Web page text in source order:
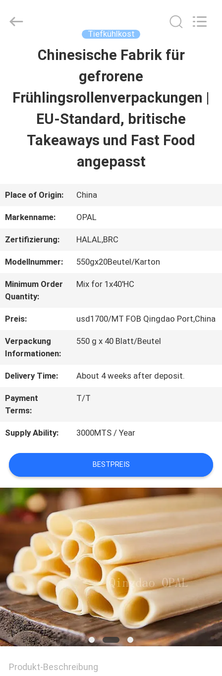
PRODUKTE
QUALITÄTSKONTROLLE
TRETEN
SIE
MIT
UNS
VERBINDUNG
SIE
EIN
ZITAT
SITEMAP
PRIVACY
POLICY
Rights
Tiefkühlkost
Chinesische Fabrik für
gefrorene
Frühlingsrollenverpackungen |
EU-Standard, britische
Takeaways und Fast Food
angepasst
Place of Origin: China
Markenname: OPAL
Zertifizierung: HALAL,BRC
Modellnummer: 550gx20Beutel/Karton
Minimum Order
Quantity:
Mix for 1x40'HC
Preis: usd1700/MT FOB Qingdao Port,China
Verpackung
Informationen:
550 g x 40 Blatt/Beutel
Delivery Time: About 4 weeks after deposit.
Payment
Terms:
T/T
Supply Ability: 3000MTS / Year
BESTPREIS
Produkt-Beschreibung